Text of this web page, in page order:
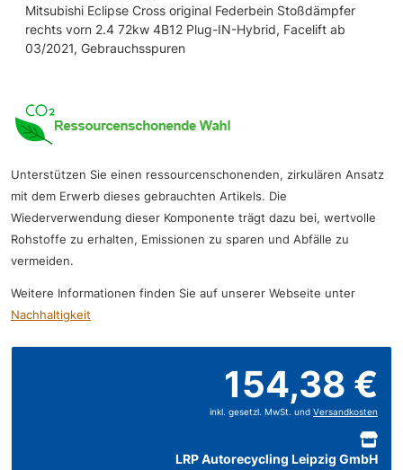
Mitsubishi Eclipse Cross original Federbein Stoßdämpfer
rechts vorn 2.4 72kw 4B12 Plug-IN-Hybrid, Facelift ab
03/2021, Gebrauchsspuren
Unterstützen Sie einen ressourcenschonenden, zirkulären Ansatz
mit dem Erwerb dieses gebrauchten Artikels. Die
Wiederverwendung dieser Komponente trägt dazu bei, wertvolle
Rohstoffe zu erhalten, Emissionen zu sparen und Abfälle zu
vermeiden.
Weitere Informationen finden Sie auf unserer Webseite unter
Nachhaltigkeit
154,38 €
inkl. gesetzl. MwSt. und Versandkosten
LRP Autorecycling Leipzig GmbH